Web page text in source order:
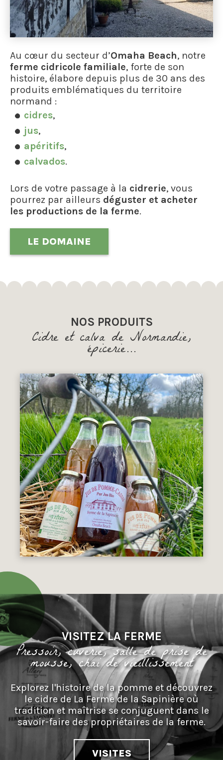
Au cœur du secteur d’Omaha Beach, notre
ferme cidricole familiale, forte de son
histoire, élabore depuis plus de 30 ans des
produits emblématiques du territoire
normand :
cidres,
jus,
apéritifs,
calvados.
Lors de votre passage à la cidrerie, vous
pourrez par ailleurs déguster et acheter
les productions de la ferme.
LE DOMAINE
NOS PRODUITS
Cidre et calva de Normandie,
épicerie...
VISITEZ LA FERME
Pressoir, cuverie, salle de prise de
mousse, chai de vieillissement
Explorez l'histoire de la pomme et découvrez
le cidre de La Ferme de la Sapinière où
tradition et maîtrise se conjuguent dans le
savoir-faire des propriétaires de la ferme.
VISITES